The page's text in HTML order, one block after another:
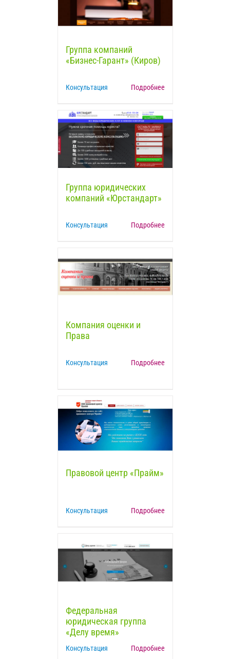
Группа компаний
«Бизнес-Гарант» (Киров)
Консультация Подробнее
Группа юридических
компаний «Юрстандарт»
Консультация Подробнее
Компания оценки и
Права
Консультация Подробнее
Правовой центр «Прайм»
Консультация Подробнее
Федеральная
юридическая группа
«Делу время»
Консультация Подробнее